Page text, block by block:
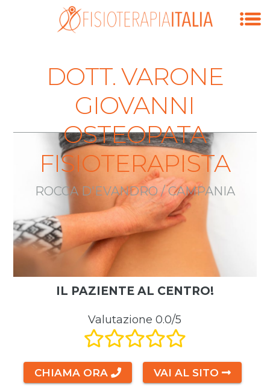
DOTT. VARONE
GIOVANNI
OSTEOPATA
FISIOTERAPISTA
ROCCA D'EVANDRO / CAMPANIA
IL PAZIENTE AL CENTRO!
Valutazione 0.0/5
CHIAMA ORA VAI AL SITO